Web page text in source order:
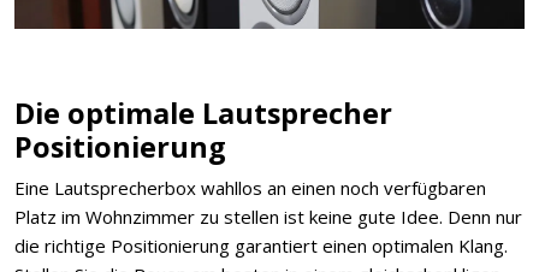
Die optimale Lautsprecher
Positionierung
Eine Lautsprecherbox wahllos an einen noch verfügbaren
Platz im Wohnzimmer zu stellen ist keine gute Idee. Denn nur
die richtige Positionierung garantiert einen optimalen Klang.